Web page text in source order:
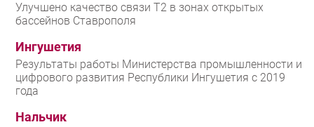
Улучшено качество связи T2 в зонах открытых
бассейнов Ставрополя
Ингушетия
Результаты работы Министерства промышленности и
цифрового развития Республики Ингушетия с 2019
года
Нальчик